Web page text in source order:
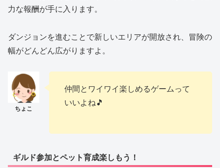
力な報酬が手に入ります。
ダンジョンを進むことで新しいエリアが開放され、冒険の
幅がどんどん広がりますよ。
仲間とワイワイ楽しめるゲームって
いいよね🎵
ギルド参加とペット育成楽しもう！